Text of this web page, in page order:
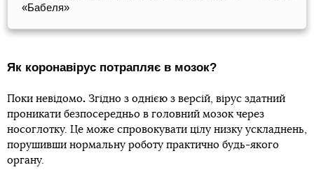
«Бабеля»
Як коронавірус потрапляє в мозок?
Поки невідомо. Згідно з однією з версій, вірус здатний
проникати безпосередньо в головний мозок через
носоглотку. Це може спровокувати цілу низку ускладнень,
порушивши нормальну роботу практично будь-якого
органу.